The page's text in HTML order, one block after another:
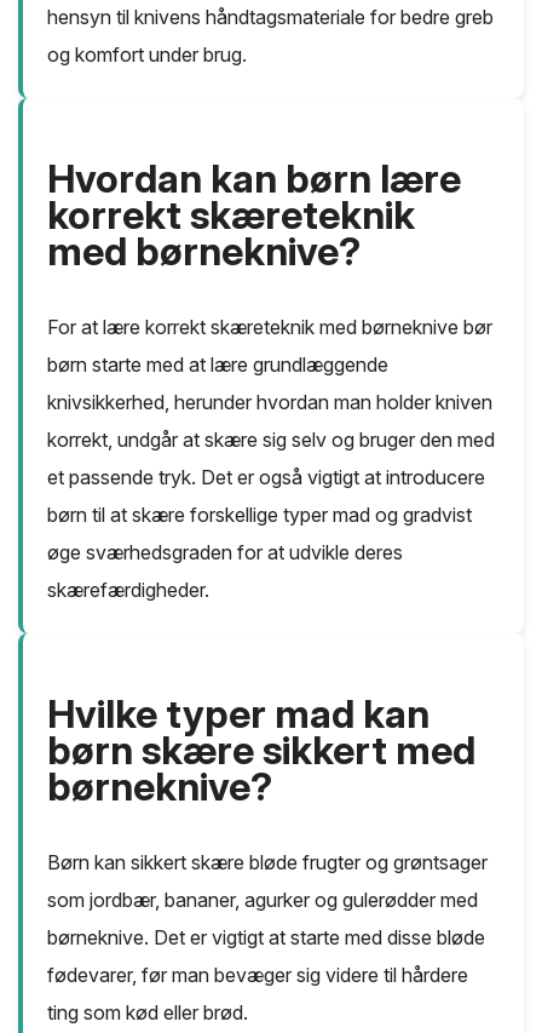
hensyn til knivens håndtagsmateriale for bedre greb
og komfort under brug.
Hvordan kan børn lære
korrekt skæreteknik
med børneknive?
For at lære korrekt skæreteknik med børneknive bør
børn starte med at lære grundlæggende
knivsikkerhed, herunder hvordan man holder kniven
korrekt, undgår at skære sig selv og bruger den med
et passende tryk. Det er også vigtigt at introducere
børn til at skære forskellige typer mad og gradvist
øge sværhedsgraden for at udvikle deres
skærefærdigheder.
Hvilke typer mad kan
børn skære sikkert med
børneknive?
Børn kan sikkert skære bløde frugter og grøntsager
som jordbær, bananer, agurker og gulerødder med
børneknive. Det er vigtigt at starte med disse bløde
fødevarer, før man bevæger sig videre til hårdere
ting som kød eller brød.